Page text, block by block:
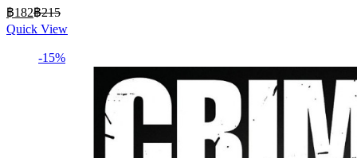
฿182Current
price
is:
฿182.
฿215
was:
฿215.
Quick View
-15%